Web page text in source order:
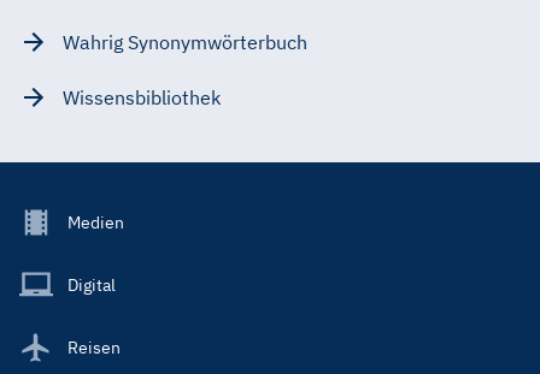
Wahrig Synonymwörterbuch
Wissensbibliothek
Footer
Main
Medien
Digital
Reisen